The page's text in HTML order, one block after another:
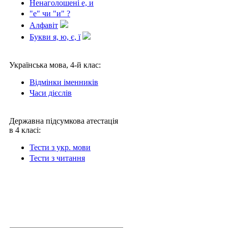
Ненаголошені е, и
"е" чи "и" ?
Алфавіт
Букви я, ю, є, ї
Українська мова, 4-й клас:
Відмінки іменників
Часи дієслів
Державна підсумкова атестація
в 4 класі:
Тести з укр. мови
Тести з читання